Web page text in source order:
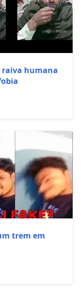
raiva humana
trem em